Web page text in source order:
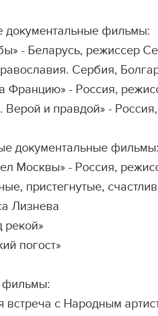
документальные фильмы:
- Беларусь, режиссер
Сербия,
Францию» - Россия,
и правдой» - Россия,
документальные фильмы:
Москвы» - Россия,
Лизнева
рекой»
погост»
фильмы:
встреча с Народным